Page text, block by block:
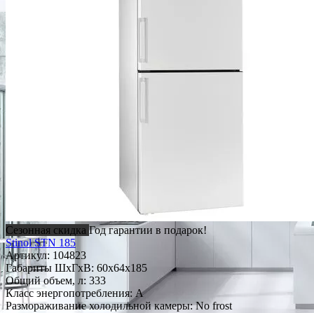
Сезонная скидка Год гарантии в подарок!
Stinol STN 185
Артикул: 104823
Габариты ШxГxВ: 60x64x185
Общий объем, л: 333
Класс энергопотребления: A
Размораживание холодильной камеры: No frost